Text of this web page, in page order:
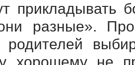
прикладывать
разные».
родителей